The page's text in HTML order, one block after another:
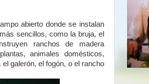
abierto donde se instalan
sencillos, como la bruja, el
ranchos de madera
animales domésticos,
galerón, el fogón, o el rancho